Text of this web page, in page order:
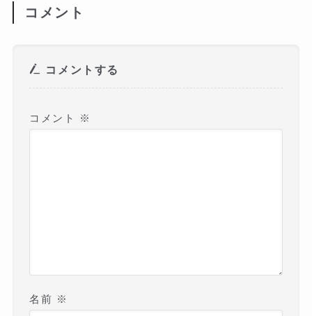
コメント
コメントする
コメント ※
名前 ※